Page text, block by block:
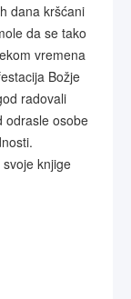
dana kršćani
da se tako
vremena
Božje
radovali
odrasle osobe
knjige